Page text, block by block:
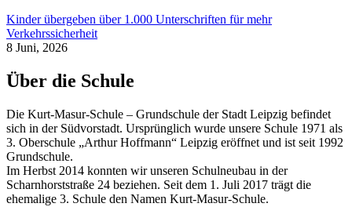
Kinder übergeben über 1.000 Unterschriften für mehr
Verkehrssicherheit
8 Juni, 2026
Über die Schule
Die Kurt-Masur-Schule – Grundschule der Stadt Leipzig befindet
sich in der Südvorstadt. Ursprünglich wurde unsere Schule 1971 als
3. Oberschule „Arthur Hoffmann“ Leipzig eröffnet und ist seit 1992
Grundschule.
Im Herbst 2014 konnten wir unseren Schulneubau in der
Scharnhorststraße 24 beziehen. Seit dem 1. Juli 2017 trägt die
ehemalige 3. Schule den Namen Kurt-Masur-Schule.